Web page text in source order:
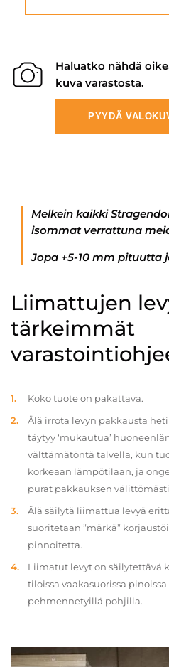
Haluatko nähdä
kuva varastosta.
PYYDÄ
Melkein kaikki
isommat verrattuna
Jopa +5-10 mm pituutta
Liimattujen
tärkeimmät
Koko tuote on pakattava.
Älä irrota levyn pakkausta
täytyy ‘mukautua’
välttämätöntä talvella, kun
korkeaan lämpötilaan, ja
purat pakkauksen
Älä säilytä liimattua levyä
suoritetaan ”märkä”
pinnoitetta.
Liimatut levyt on säilytettävä
tiloissa vaakasuorissa
pehmennetyillä pohjilla.